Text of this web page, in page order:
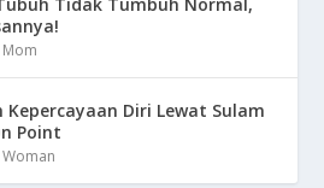
Mom
Kepercayaan Diri Lewat Sulam
Point
Woman